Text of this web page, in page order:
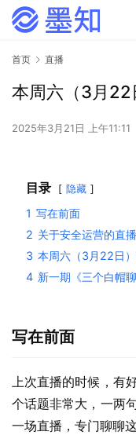
首页 直播
本周六（3月22
2025年3月21日 上午11:11
目录 隐藏
1 写在前面
2 关于安全运营的直
3 本周六（3月22日
4 新一期《三个白帽
写在前面
上次直播的时候，有
个话题非常大，一两
一场直播，专门聊聊这